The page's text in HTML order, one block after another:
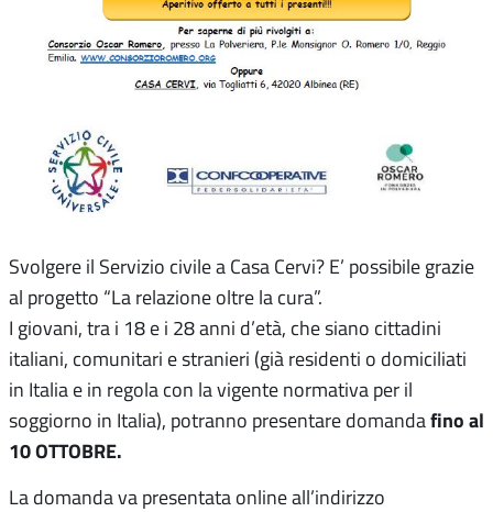
Svolgere il Servizio civile a Casa Cervi? E’ possibile grazie
al progetto “La relazione oltre la cura”.
I giovani, tra i 18 e i 28 anni d’età, che siano cittadini
italiani, comunitari e stranieri (già residenti o domiciliati
in Italia e in regola con la vigente normativa per il
soggiorno in Italia), potranno presentare domandafino al
10 OTTOBRE.
La domanda va presentata online all’indirizzo